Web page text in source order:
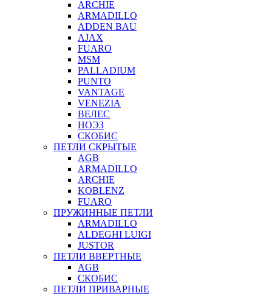
ARCHIE
ARMADILLO
ADDEN BAU
AJAX
FUARO
MSM
PALLADIUM
PUNTO
VANTAGE
VENEZIA
ВЕЛЕС
НОЭЗ
СКОБИС
ПЕТЛИ СКРЫТЫЕ
AGB
ARMADILLO
ARCHIE
KOBLENZ
FUARO
ПРУЖИННЫЕ ПЕТЛИ
ARMADILLO
ALDEGHI LUIGI
JUSTOR
ПЕТЛИ ВВЕРТНЫЕ
AGB
СКОБИС
ПЕТЛИ ПРИВАРНЫЕ